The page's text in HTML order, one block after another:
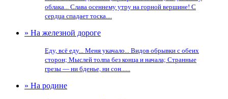
облака... Слава осеннему утру на горной вершине! С
сердца спадает тоска....
» На железной дороге
Еду, всё еду... Меня укачало... Видов обрывки с обеих
сторон; Мыслей толпа без конца и начала; Странные
грезы — ни бденье, ни сон......
» На родине